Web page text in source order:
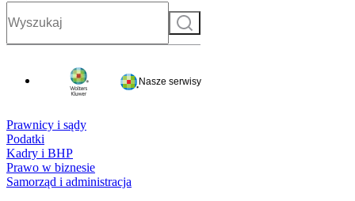
Szukaj
Nasze serwisy
Prawnicy i sądy
Podatki
Kadry i BHP
Prawo w biznesie
Samorząd i administracja